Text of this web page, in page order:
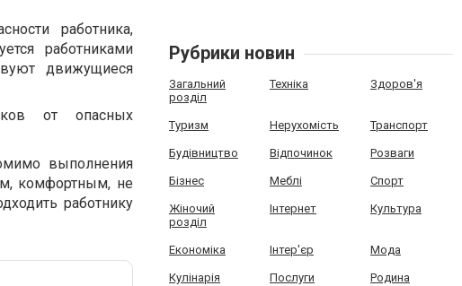
работника,
работниками
движущиеся
от опасных
выполнения
комфортным, не
работнику
Рубрики новин
Загальний
розділ
Техніка Здоров'я
Туризм Нерухомість Транспорт
Будівництво Відпочинок Розваги
Бізнес Меблі Спорт
Жіночий
розділ
Інтернет Культура
Економіка Інтер'єр Мода
Кулінарія Послуги Родина